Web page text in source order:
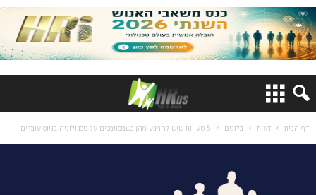
דף הבית דעות בלוגים 5 טעויות שיש להמנע מהן כשמסתמכים על טכנולוגיה בגיוס עובדים